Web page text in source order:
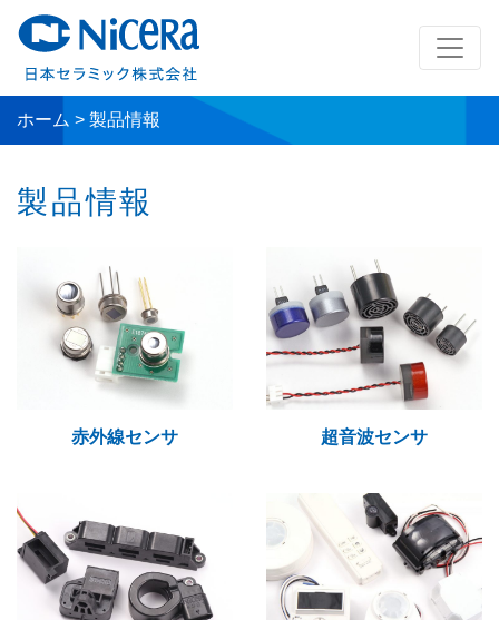
ホーム > 製品情報
製品情報
赤外線センサ 超音波センサ